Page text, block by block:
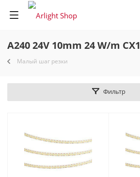
A240 24V 10mm 24 W/m CX1
Малый шаг резки
Фильтр